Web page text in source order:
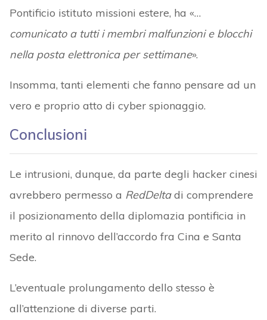
Pontificio istituto missioni estere, ha «…
comunicato a tutti i membri malfunzioni e blocchi
nella posta elettronica per settimane».
Insomma, tanti elementi che fanno pensare ad un
vero e proprio atto di cyber spionaggio.
Conclusioni
Le intrusioni, dunque, da parte degli hacker cinesi
avrebbero permesso a RedDeltadi comprendere
il posizionamento della diplomazia pontificia in
merito al rinnovo dell’accordo fra Cina e Santa
Sede.
L’eventuale prolungamento dello stesso è
all’attenzione di diverse parti.